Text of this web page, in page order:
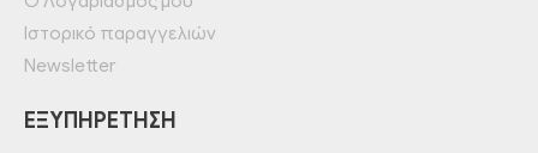
Ιστορικό παραγγελιών
Newsletter
ΕΞΥΠΗΡΈΤΗΣΗ